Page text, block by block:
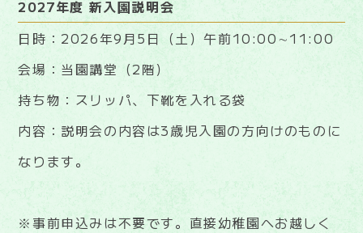
2027年度 新入園説明会
日時：2026年9月5日（土）午前10:00∼11:00
会場：当園講堂（2階）
持ち物：スリッパ、下靴を入れる袋
内容：説明会の内容は3歳児入園の方向けのものに
なります。
※事前申込みは不要です。直接幼稚園へお越しく